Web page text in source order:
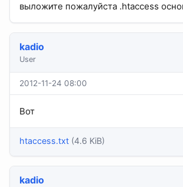
выложите пожалуйста .htaccess
kadio
User
2012-11-24 08:00
Вот
htaccess.txt (4.6 KiB)
kadio